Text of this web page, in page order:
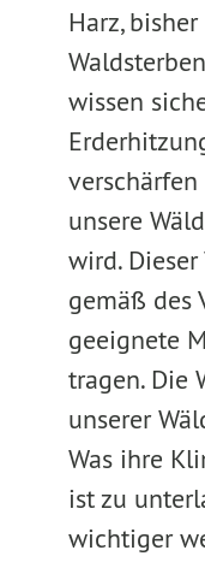
Harz,
wissen
unsere
wird.
gemäß des
geeignete
tragen. Die
unserer
Was ihre
ist zu
wichtiger